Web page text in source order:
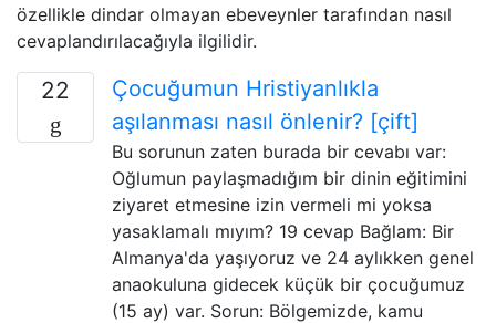
özellikle dindar olmayan ebeveynler tarafından nasıl
cevaplandırılacağıyla ilgilidir.
22
Çocuğumun Hristiyanlıkla
aşılanması nasıl önlenir? [çift]
Bu sorunun zaten burada bir cevabı var:
Oğlumun paylaşmadığım bir dinin eğitimini
ziyaret etmesine izin vermeli mi yoksa
yasaklamalı mıyım? 19 cevap Bağlam: Bir
Almanya'da yaşıyoruz ve 24 aylıkken genel
anaokuluna gidecek küçük bir çocuğumuz
(15 ay) var. Sorun: Bölgemizde, kamu